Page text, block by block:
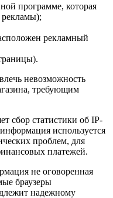
программе, которая
рекламы);
рекламный
невозможность
требующим
сбор статистики об IP-
используется
проблем, для
платежей.
не оговоренная
браузеры
надежному